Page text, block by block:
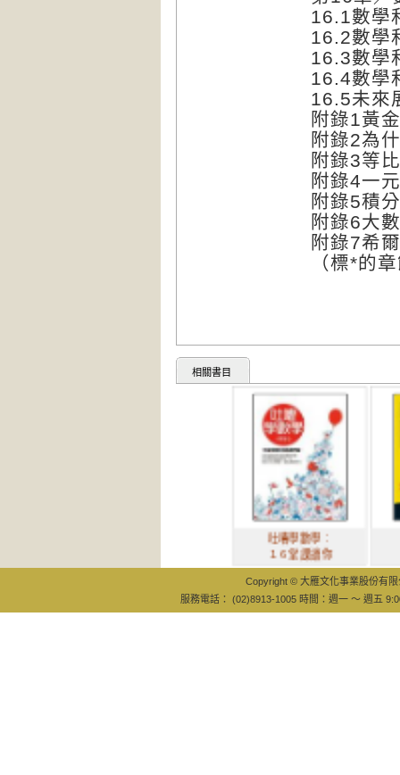
16.1數學
16.2數學
16.3數學
16.4數學
16.5未來
附錄1黃
附錄2為
附錄3等
附錄4一
附錄5積
附錄6大
附錄7希
（標*的
相關書目
吐嘈學數學：
１６堂課讓你
Copyright © 大雁文化事業股份有
服務電話： (02)8913-1005 時間：週一 ～ 週五